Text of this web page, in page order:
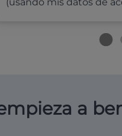
a